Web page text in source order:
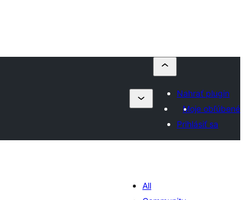
Nahrať plugin
Moje obľúbené
Prihlásiť sa
All